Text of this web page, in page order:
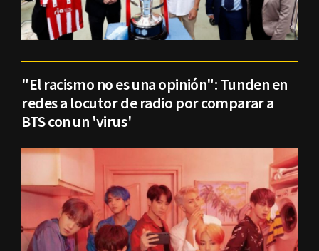
"El racismo no es una opinión": Tunden en
redes a locutor de radio por comparar a
BTS con un 'virus'